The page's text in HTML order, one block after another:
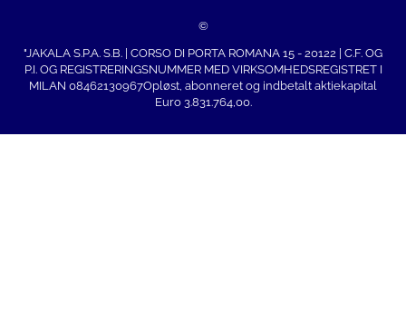
©
"JAKALA S.P.A. S.B. | CORSO DI PORTA ROMANA 15 - 20122 | C.F. OG
P.I. OG REGISTRERINGSNUMMER MED VIRKSOMHEDSREGISTRET I
MILAN 08462130967Opløst, abonneret og indbetalt aktiekapital
Euro 3.831.764,00.